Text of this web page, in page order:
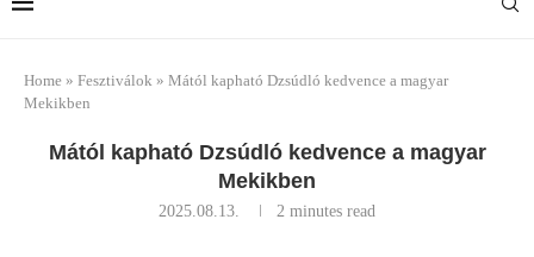
Home » Fesztiválok » Mától kapható Dzsúdló kedvence a magyar
Mekikben
Mától kapható Dzsúdló kedvence a magyar
Mekikben
2025.08.13. 2 minutes read